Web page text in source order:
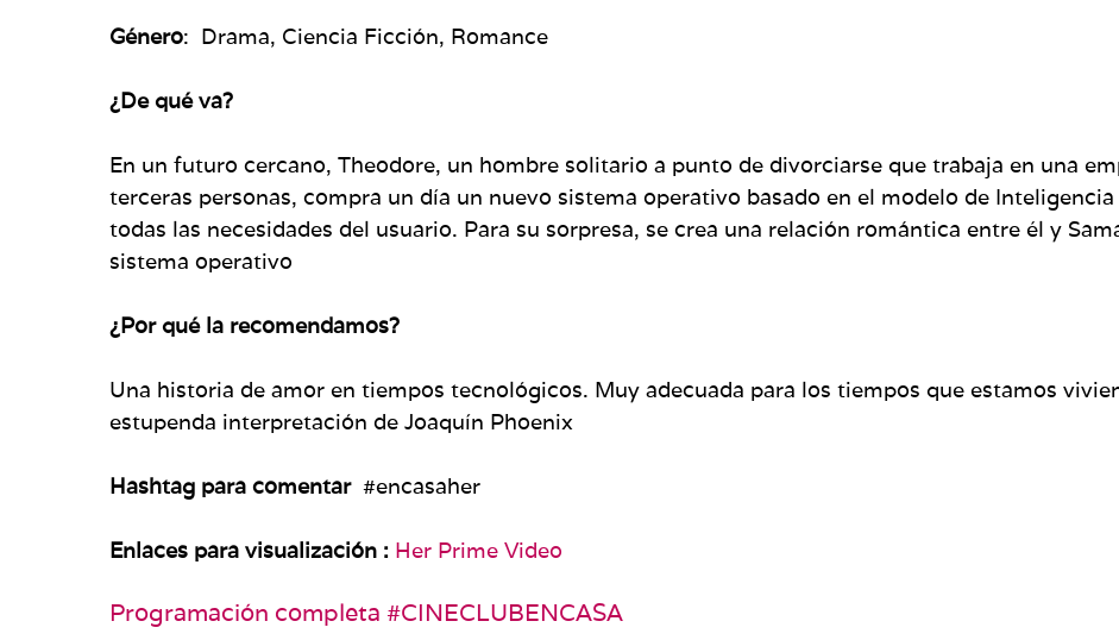
Género: Drama, Ciencia Ficción, Romance
¿De qué va?
En un futuro cercano, Theodore, un hombre solitario a punto de divorciarse que trabaja en una
terceras personas, compra un día un nuevo sistema operativo basado en el modelo de
todas las necesidades del usuario. Para su sorpresa, se crea una relación romántica entre él y
sistema operativo
¿Por qué la recomendamos?
Una historia de amor en tiempos tecnológicos. Muy adecuada para los tiempos que estamos
estupenda interpretación de Joaquín Phoenix
Hashtag para comentar #encasaher
Enlaces para visualización : Her Prime Video
Programación completa #CINECLUBENCASA